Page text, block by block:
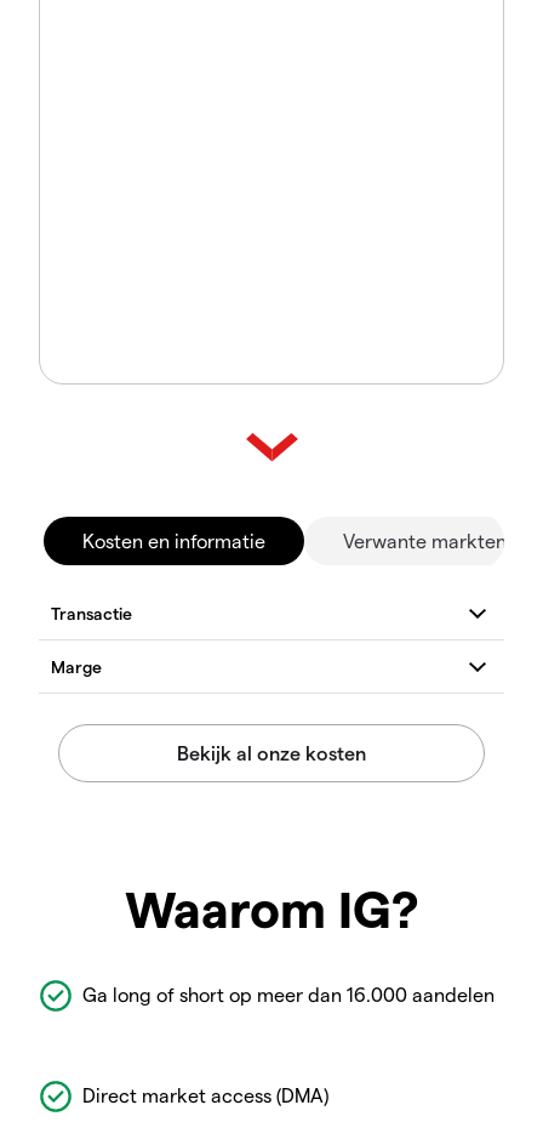
Kosten en informatie Verwante markten
Waarom IG?
Ga long of short op meer dan 16.000 aandelen
Direct market access (DMA)